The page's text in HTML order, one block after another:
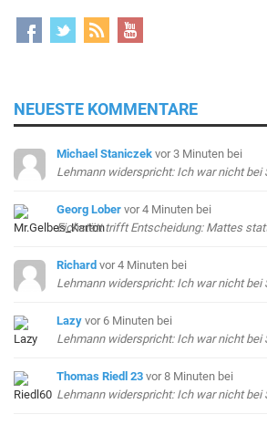
NEUESTE KOMMENTARE
Michael Staniczek vor 3 Minuten bei
Lehmann widerspricht: Ich war nicht bei
Georg Lober vor 4 Minuten bei
Eichstätt trifft Entscheidung: Mattes
Richard vor 4 Minuten bei
Lehmann widerspricht: Ich war nicht bei
Lazy vor 6 Minuten bei
Lehmann widerspricht: Ich war nicht bei
Thomas Riedl 23 vor 8 Minuten bei
Lehmann widerspricht: Ich war nicht bei